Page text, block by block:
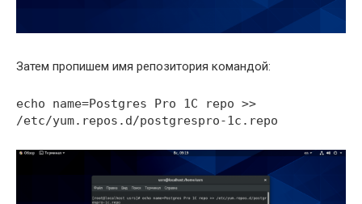
Затем пропишем имя репозитория командой:
echo name=Postgres Pro 1C repo >>
/etc/yum.repos.d/postgrespro-1c.repo